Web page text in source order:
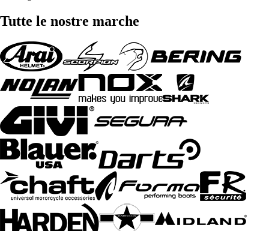
Tutte le nostre marche